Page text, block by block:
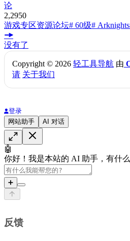
论
2,2950
游戏专区资源论坛# 60级# Arknights
没有了
Copyright © 2026 轻工具导航 由
请 关于我们
登录
网站助手
AI 对话
🤖
你好！我是本站的 AI 助手，有什
➕
反馈